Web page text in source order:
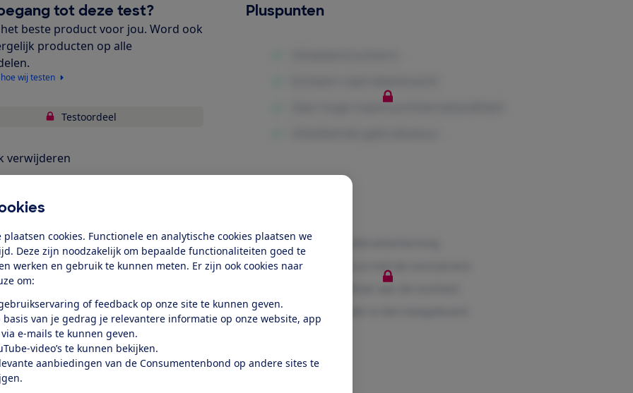
plaatsen cookies. Functionele en analytische cookies plaatsen we
Deze zijn noodzakelijk om bepaalde functionaliteiten goed te
werken en gebruik te kunnen meten. Er zijn ook cookies naar
om:
of feedback op onze site te kunnen geven.
basis van je gedrag je relevantere informatie op onze website, app
e-mails te kunnen geven.
video’s te kunnen bekijken.
aanbiedingen van de Consumentenbond op andere sites te
tot deze test?
beste product voor jou. Word ook
producten op alle
wij testen
Testoordeel
verwijderen
toegang tot deze test?
Word lid
Al lid? Log in
Pluspunten